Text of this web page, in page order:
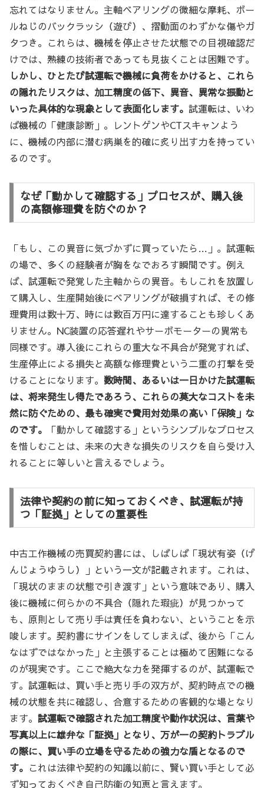
忘れてはなりません。主軸ベアリングの微細な摩耗、ボー
ルねじのバックラッシ（遊び）、摺動面のわずかな傷やガ
タつき。これらは、機械を停止させた状態での目視確認だ
けでは、熟練の技術者であっても見抜くことは困難です。
しかし、ひとたび試運転で機械に負荷をかけると、これら
の隠れたリスクは、加工精度の低下、異音、異常な振動と
いった具体的な現象として表面化します。 試運転は、いわ
ば機械の「健康診断」。レントゲンやCTスキャンよう
に、機械の内部に潜む病巣を的確に炙り出す力を持ってい
るのです。
なぜ「動かして確認する」プロセスが、購入後
の高額修理費を防ぐのか？
「もし、この異音に気づかずに買っていたら…」。試運転
の場で、多くの経験者が胸をなでおろす瞬間です。例え
ば、試運転で発覚した主軸からの異音。もしこれを放置し
て購入し、生産開始後にベアリングが破損すれば、その修
理費用は数十万、時には数百万円に達することも珍しくあ
りません。NC装置の応答遅れやサーボモーターの異常も
同様です。導入後にこれらの重大な不具合が発覚すれば、
生産停止による損失と高額な修理費という二重の打撃を受
けることになります。 数時間、あるいは一日かけた試運転
は、将来発生し得たであろう、これらの莫大なコストを未
然に防ぐための、最も確実で費用対効果の高い「保険」な
のです。
「動かして確認する」というシンプルなプロセス
を惜しむことは、未来の大きな損失のリスクを自ら受け入
れることに等しいと言えるでしょう。
法律や契約の前に知っておくべき、試運転が持
つ「証拠」としての重要性
中古工作機械の売買契約書には、しばしば「現状有姿（げ
んじょうゆうし）」という一文が記載されます。これは、
「現状のままの状態で引き渡す」という意味であり、購入
後に機械に何らかの不具合（隠れた瑕疵）が見つかって
も、原則として売り手は責任を負わない、ということを示
唆します。契約書にサインをしてしまえば、後から「こん
なはずではなかった」と主張することは極めて困難になる
のが現実です。ここで絶大な力を発揮するのが、試運転で
す。試運転は、買い手と売り手の双方が、契約時点での機
械の状態を共に確認し、合意するための客観的な場となり
ます。 試運転で確認された加工精度や動作状況は、言葉や
写真以上に雄弁な「証拠」となり、万が一の契約トラブル
の際に、買い手の立場を守るための強力な盾となるので
す。 これは法律や契約の知識以前に、賢い買い手として必
ず知っておくべき自己防衛の知恵と言えます。